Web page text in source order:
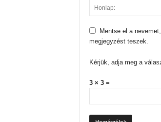
Mentse el a
megjegyzést teszek.
Kérjük, adja meg a
3 × 3 =